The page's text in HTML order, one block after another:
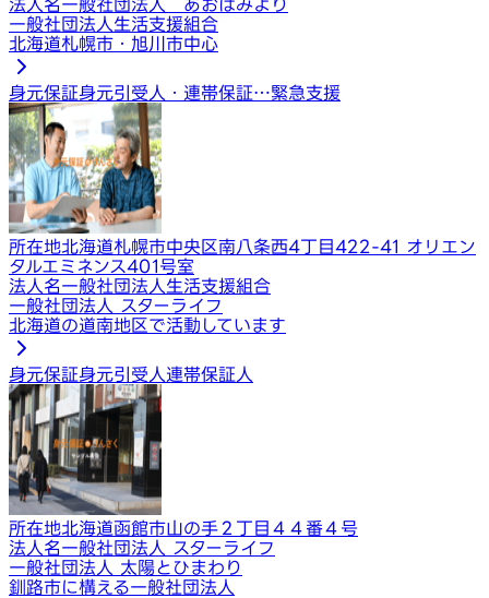
法人名一般社団法人 あおばみより
一般社団法人生活支援組合
北海道札幌市・旭川市中心
身元保証身元引受人・連帯保証…緊急支援
所在地北海道札幌市中央区南八条西4丁目422-41 オリエン
タルエミネンス401号室
法人名一般社団法人生活支援組合
一般社団法人 スターライフ
北海道の道南地区で活動しています
身元保証身元引受人連帯保証人
所在地北海道函館市山の手２丁目４４番４号
法人名一般社団法人 スターライフ
一般社団法人 太陽とひまわり
釧路市に構える一般社団法人